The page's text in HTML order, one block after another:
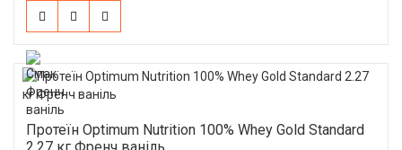
Протеїн Optimum Nutrition 100% Whey Gold Standard